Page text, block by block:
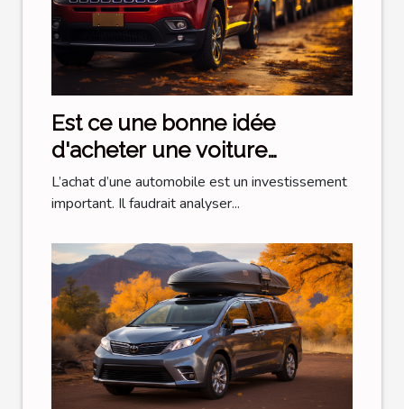
Est ce une bonne idée
d'acheter une voiture
d'occasion?
L’achat d’une automobile est un investissement
important. Il faudrait analyser...